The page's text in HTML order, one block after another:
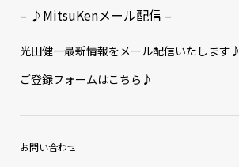
– ♪MitsuKenメール配信 –
光田健一最新情報をメール配信いたします♪
ご登録フォームはこちら♪
お問い合わせ